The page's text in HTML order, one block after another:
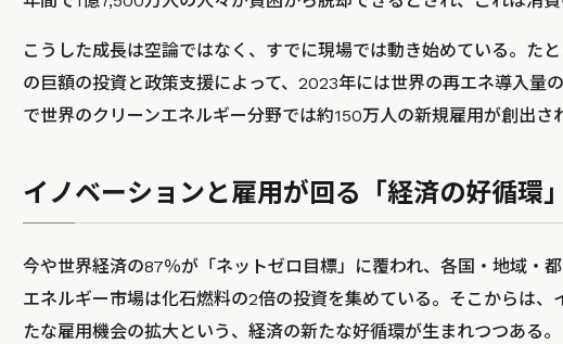
こうした成長は空論ではなく、すでに現場では動き始めている。た
の巨額の投資と政策支援によって、2023年には世界の再エネ導入量
で世界のクリーンエネルギー分野では約150万人の新規雇用が創出さ
イノベーションと雇用が回る「経済の好循環」
今や世界経済の87％が「ネットゼロ目標」に覆われ、各国・地域・
エネルギー市場は化石燃料の2倍の投資を集めている。そこからは
たな雇用機会の拡大という、経済の新たな好循環が生まれつつある。